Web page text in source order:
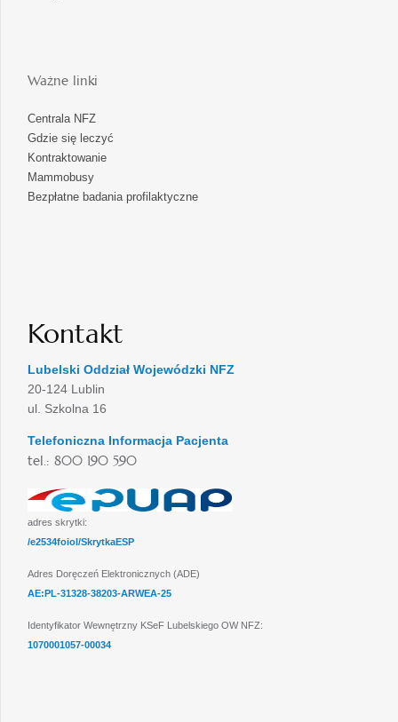
Ważne linki
Centrala NFZ
Gdzie się leczyć
Kontraktowanie
Mammobusy
Bezpłatne badania profilaktyczne
Kontakt
Lubelski Oddział Wojewódzki NFZ
20-124 Lublin
ul. Szkolna 16
Telefoniczna Informacja Pacjenta
tel.: 800 190 590
adres skrytki:
/e2534foiol/SkrytkaESP
Adres Doręczeń Elektronicznych (ADE)
AE:PL-31328-38203-ARWEA-25
Identyfikator Wewnętrzny KSeF Lubelskiego OW NFZ:
1070001057-00034